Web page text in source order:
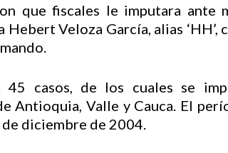
que fiscales le imputara ante
Hebert Veloza García, alias
casos, de los cuales se
Antioquia, Valle y Cauca. El
diciembre de 2004.